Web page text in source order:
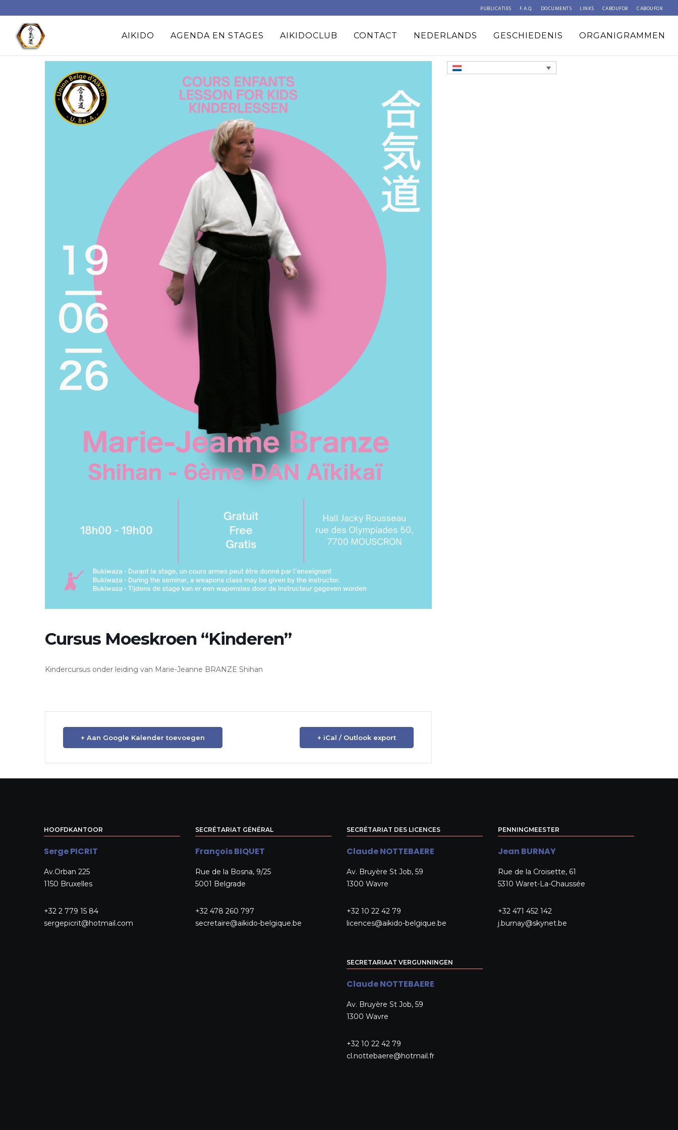
PUBLICATIES F.A.Q. DOCUMENTS LINKS CABOUFOR CABOUFOR
AIKIDO AGENDA EN STAGES AIKIDOCLUB CONTACT NEDERLANDS GESCHIEDENIS ORGANIGRAMMEN
Cursus Moeskroen “Kinderen”
Kindercursus onder leiding van Marie-Jeanne BRANZE Shihan
+ Aan Google Kalender toevoegen + iCal / Outlook export
HOOFDKANTOOR
Serge PICRIT
Av.Orban 225
1150 Bruxelles
+32 2 779 15 84
sergepicrit@hotmail.com
SECRÉTARIAT GÉNÉRAL
François BIQUET
Rue de la Bosna, 9/25
5001 Belgrade
+32 478 260 797
secretaire@aikido-belgique.be
SECRÉTARIAT DES LICENCES
Claude NOTTEBAERE
Av. Bruyère St Job, 59
1300 Wavre
+32 10 22 42 79
licences@aikido-belgique.be
SECRETARIAAT VERGUNNINGEN
Claude NOTTEBAERE
Av. Bruyère St Job, 59
1300 Wavre
+32 10 22 42 79
cl.nottebaere@hotmail.fr
PENNINGMEESTER
Jean BURNAY
Rue de la Croisette, 61
5310 Waret-La-Chaussée
+32 471 452 142
j.burnay@skynet.be